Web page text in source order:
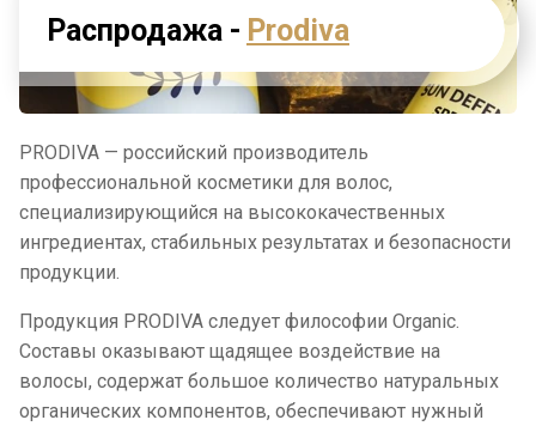
Распродажа - Prodiva
PRODIVA — российский производитель
профессиональной косметики для волос,
специализирующийся на высококачественных
ингредиентах, стабильных результатах и безопасности
продукции.
Продукция PRODIVA следует философии Organic.
Составы оказывают щадящее воздействие на
волосы, содержат большое количество натуральных
органических компонентов, обеспечивают нужный